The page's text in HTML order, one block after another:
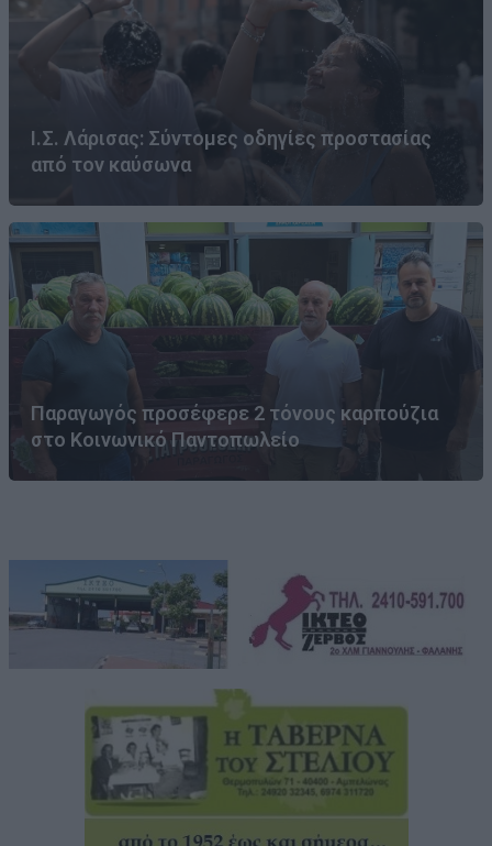
Ι.Σ. Λάρισας: Σύντομες οδηγίες προστασίας
από τον καύσωνα
Παραγωγός προσέφερε 2 τόνους καρπούζια
στο Κοινωνικό Παντοπωλείο